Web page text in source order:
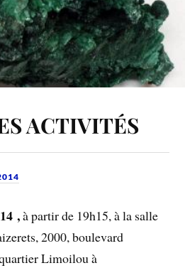
ACTIVITÉS
,à partir de 19h15, à la salle
2000, boulevard
Limoilou à